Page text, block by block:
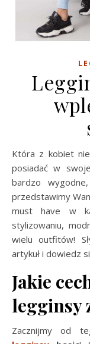
Która z kobiet nie kocha wygody? Każda z nas powinna
posiadać w
bardzo
przedstawimy
must have w
stylizowaniu,
wielu outfitów!
artykuł i dowiedz
Jakie
legginsy
Zacznijmy od